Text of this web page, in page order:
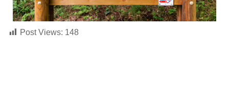
Post Views: 148